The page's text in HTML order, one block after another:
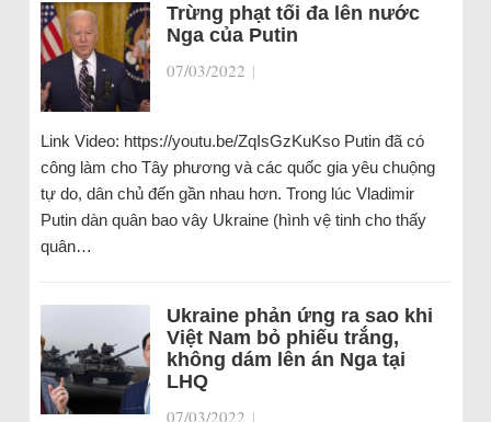
Trừng phạt tối đa lên nước
Nga của Putin
07/03/2022 |
Link Video: https://youtu.be/ZqIsGzKuKso Putin đã có
công làm cho Tây phương và các quốc gia yêu chuộng
tự do, dân chủ đến gần nhau hơn. Trong lúc Vladimir
Putin dàn quân bao vây Ukraine (hình vệ tinh cho thấy
quân…
Ukraine phản ứng ra sao khi
Việt Nam bỏ phiếu trắng,
không dám lên án Nga tại
LHQ
07/03/2022 |